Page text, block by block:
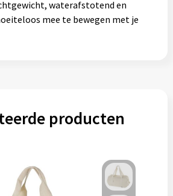
waterafstotend en
mee te bewegen met je
producten